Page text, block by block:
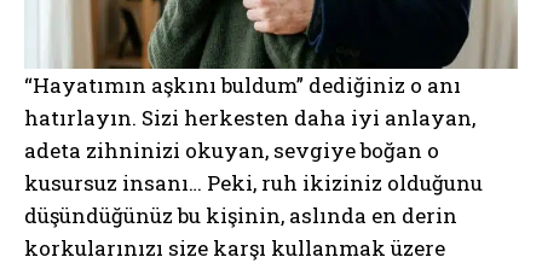
“Hayatımın aşkını buldum” dediğiniz o anı
hatırlayın. Sizi herkesten daha iyi anlayan,
adeta zihninizi okuyan, sevgiye boğan o
kusursuz insanı… Peki, ruh ikiziniz olduğunu
düşündüğünüz bu kişinin, aslında en derin
korkularınızı size karşı kullanmak üzere